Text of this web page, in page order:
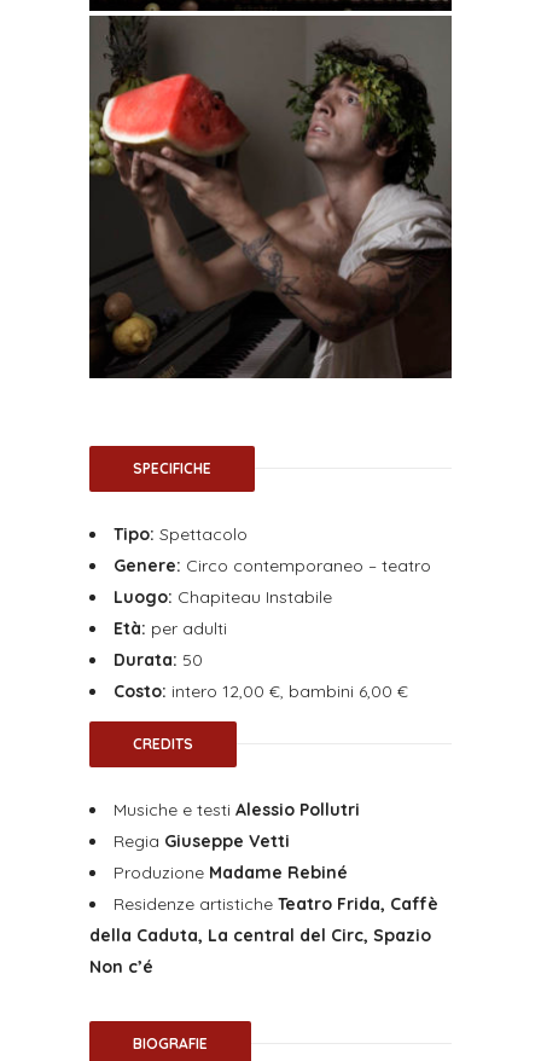
SPECIFICHE
Tipo: Spettacolo
Genere: Circo contemporaneo – teatro
Luogo: Chapiteau Instabile
Età: per adulti
Durata: 50
Costo: intero 12,00 €, bambini 6,00 €
CREDITS
Musiche e testi Alessio Pollutri
Regia Giuseppe Vetti
Produzione Madame Rebiné
Residenze artistiche Teatro Frida, Caffè
della Caduta, La central del Circ, Spazio
Non c’é
BIOGRAFIE